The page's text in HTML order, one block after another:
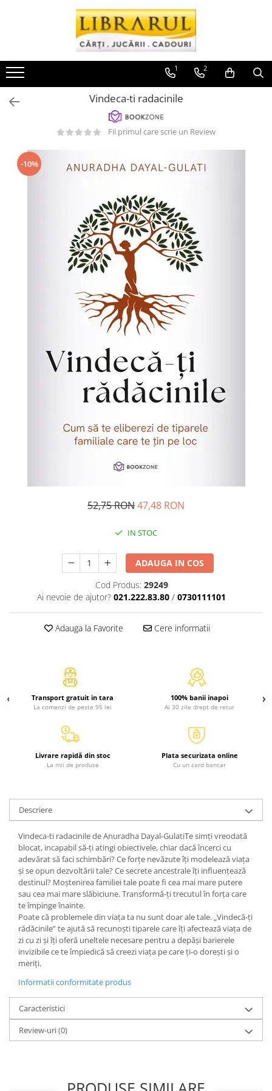
Toate Produsele
CARTI
Arta, arhitectura si fotografie
Arhitectura
Pictura si desen
Biografii si memorii
Teorie si critica literara
Business, economie, finante
Finante si investitii
Atlase, dictionare si enciclopedii
Ghiduri de conversatie
Invatamant gimnazial
Liceu
Activitati si jocuri pentru copii
Atlase, dictionare si enciclopedii
Carti de colorat
Literatura si fictiune
Povesti pentru copii
Povesti si povestiri
Atlase, dictionare si enciclopedii
Dictionare de limba romana
Enciclopedii
Diete si fitness
Diete si alimentatie sanatoasa
Fitness si frumusete
Diverse
Diverse
Feng Shui
Medicina alternativa
Sa nu razi :((
Drept
Legislatie
Fictiune
Actiune si Aventura
Actiune,aventura
Clasici
1 2
Vindeca-ti radacinile
Fii primul care scrie un Review
-10%
52,75 RON47,48 RON
IN STOC
ADAUGA IN COS
Cod Produs: 29249
Ai nevoie de ajutor? 021.222.83.80 / 0730111101
Adauga la Favorite Cere informatii
Transport gratuit in tara
La comenzi de peste 95 lei
100% banii inapoi
Ai 30 zile drept de retur
Livrare rapidă din stoc
La mii de produse
Plata securizata online
Cu un card bancar
Descriere
Vindeca-ti radacinile de Anuradha Dayal-GulatiTe simți vreodată
blocat, incapabil să-ți atingi obiectivele, chiar dacă încerci cu
adevărat să faci schimbări? Ce forțe nevăzute îți modelează viața
și se opun dezvoltării tale? Ce secrete ancestrale îți influențează
destinul? Moștenirea familiei tale poate fi cea mai mare putere
sau cea mai mare slăbiciune. Transformă-ți trecutul în forța care
te împinge înainte.
Poate că problemele din viața ta nu sunt doar ale tale. „Vindecă-ți
rădăcinile” te ajută să recunoști tiparele care îți afectează viața de
zi cu zi și îți oferă uneltele necesare pentru a depăși barierele
invizibile ce te împiedică să creezi viața pe care ți-o dorești și o
meriți.
Informatii conformitate produs
Caracteristici
Review-uri(0)